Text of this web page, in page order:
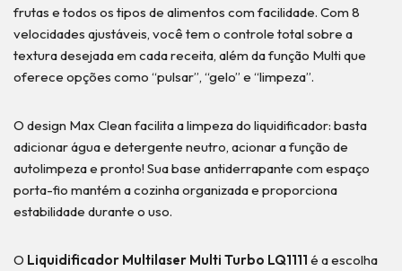
frutas e todos os tipos de alimentos com facilidade. Com 8
velocidades ajustáveis, você tem o controle total sobre a
textura desejada em cada receita, além da função Multi que
oferece opções como “pulsar”, “gelo” e “limpeza”.
O design Max Clean facilita a limpeza do liquidificador: basta
adicionar água e detergente neutro, acionar a função de
autolimpeza e pronto! Sua base antiderrapante com espaço
porta-fio mantém a cozinha organizada e proporciona
estabilidade durante o uso.
O Liquidificador Multilaser Multi Turbo LQ1111 é a escolha